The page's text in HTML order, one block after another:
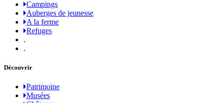
Campings
Auberges de jeunesse
A la ferme
Refuges
.
.
Découvrir
Patrimoine
Musées